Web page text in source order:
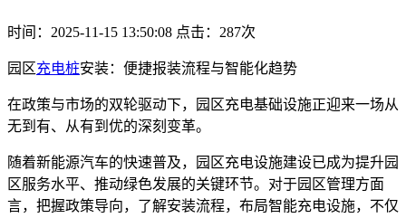
时间：2025-11-15 13:50:08 点击：287次
园区充电桩安装：便捷报装流程与智能化趋势
在政策与市场的双轮驱动下，园区充电基础设施正迎来一场从
无到有、从有到优的深刻变革。
随着新能源汽车的快速普及，园区充电设施建设已成为提升园
区服务水平、推动绿色发展的关键环节。对于园区管理方面
言，把握政策导向，了解安装流程，布局智能充电设施，不仅